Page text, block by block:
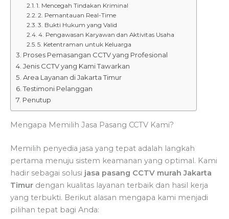
1. Mencegah Tindakan Kriminal
2. Pemantauan Real-Time
3. Bukti Hukum yang Valid
4. Pengawasan Karyawan dan Aktivitas Usaha
5. Ketentraman untuk Keluarga
Proses Pemasangan CCTV yang Profesional
Jenis CCTV yang Kami Tawarkan
Area Layanan di Jakarta Timur
Testimoni Pelanggan
Penutup
Mengapa Memilih Jasa Pasang CCTV Kami?
Memilih penyedia jasa yang tepat adalah langkah
pertama menuju sistem keamanan yang optimal. Kami
hadir sebagai solusi jasa pasang CCTV murah Jakarta
Timur dengan kualitas layanan terbaik dan hasil kerja
yang terbukti. Berikut alasan mengapa kami menjadi
pilihan tepat bagi Anda: